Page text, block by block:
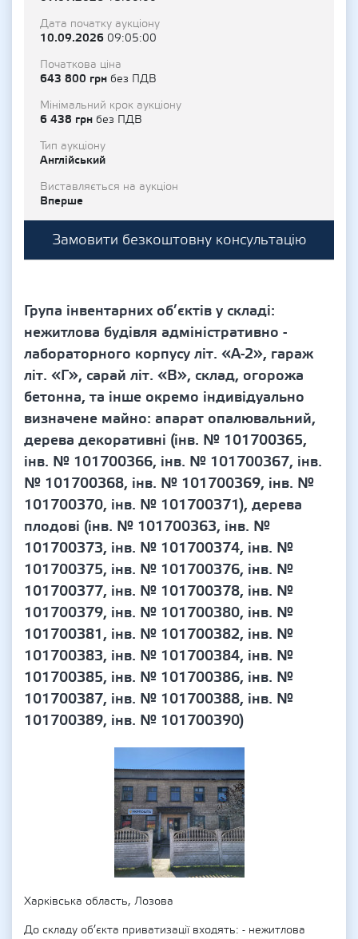
Дата початку аукціону
10.09.2026 09:05:00
Початкова ціна
643 800 грн без ПДВ
Мінімальний крок аукціону
6 438 грн без ПДВ
Тип аукціону
Англійський
Виставляється на аукціон
Вперше
Замовити безкоштовну консультацію
Група інвентарних об’єктів у складі:
нежитлова будівля адміністративно -
лабораторного корпусу літ. «А-2», гараж
літ. «Г», сарай літ. «В», склад, огорожа
бетонна, та інше окремо індивідуально
визначене майно: апарат опалювальний,
дерева декоративні (інв. № 101700365,
інв. № 101700366, інв. № 101700367, інв.
№ 101700368, інв. № 101700369, інв. №
101700370, інв. № 101700371), дерева
плодові (інв. № 101700363, інв. №
101700373, інв. № 101700374, інв. №
101700375, інв. № 101700376, інв. №
101700377, інв. № 101700378, інв. №
101700379, інв. № 101700380, інв. №
101700381, інв. № 101700382, інв. №
101700383, інв. № 101700384, інв. №
101700385, інв. № 101700386, інв. №
101700387, інв. № 101700388, інв. №
101700389, інв. № 101700390)
Харківська область, Лозова
До складу об’єкта приватизації входять: - нежитлова